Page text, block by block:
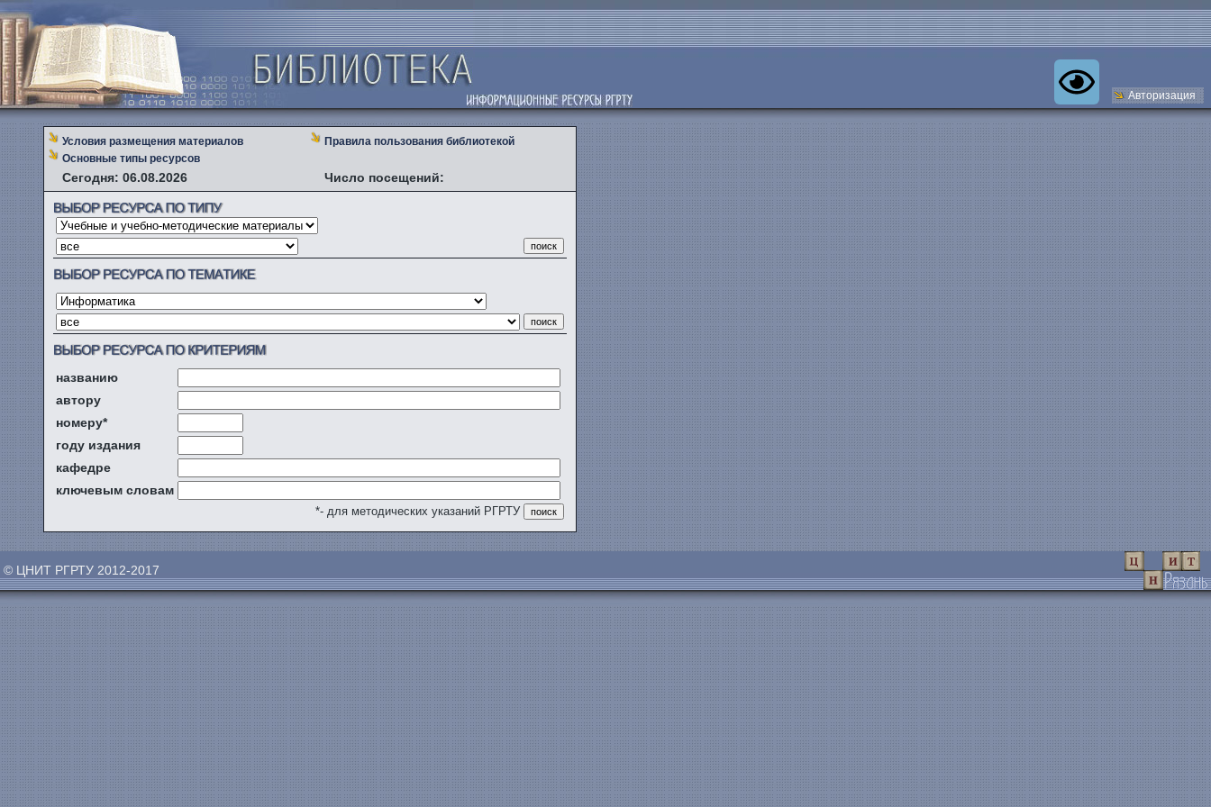
Авторизация
Условия размещения материалов
Правила пользования библиотекой
Основные типы ресурсов
Сегодня: 06.08.2026 Число посещений:
названию
автору
номеру*
году издания
кафедре
ключевым словам
*- для методических указаний РГРТУ
© ЦНИТ РГРТУ 2012-2017